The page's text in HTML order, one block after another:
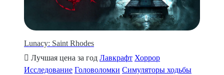
Lunacy: Saint Rhodes
Лучшая цена за год Лавкрафт Хоррор
Исследование Головоломки Симуляторы ходьбы